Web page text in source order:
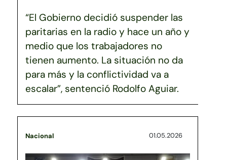
“El Gobierno decidió suspender las
paritarias en la radio y hace un año y
medio que los trabajadores no
tienen aumento. La situación no da
para más y la conflictividad va a
escalar”, sentenció Rodolfo Aguiar.
Nacional 01.05.2026